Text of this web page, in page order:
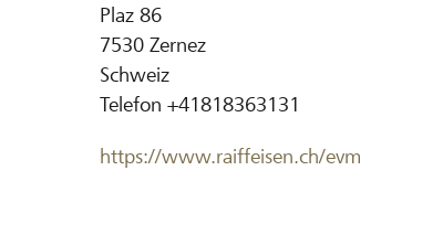
Plaz 86
7530 Zernez
Schweiz
Telefon +41818363131
https://www.raiffeisen.ch/evm